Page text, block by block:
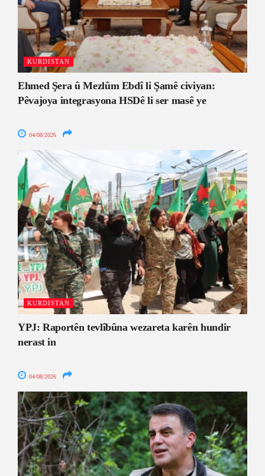
KURDISTAN
Ehmed Şera û Mezlûm Ebdî li Şamê civiyan:
Pêvajoya integrasyona HSDê li ser masê ye
04/08/2026
KURDISTAN
YPJ: Raportên tevlîbûna wezareta karên hundir
nerast in
04/08/2026